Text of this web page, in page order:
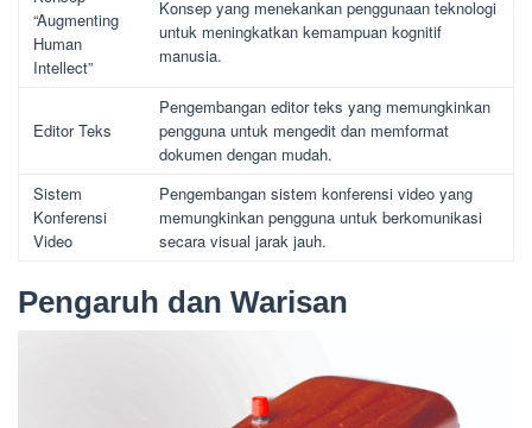
“Augmenting
Human
Intellect”
Konsep yang menekankan penggunaan teknologi
untuk meningkatkan kemampuan kognitif
manusia.
Editor Teks
Pengembangan editor teks yang memungkinkan
pengguna untuk mengedit dan memformat
dokumen dengan mudah.
Sistem
Konferensi
Video
Pengembangan sistem konferensi video yang
memungkinkan pengguna untuk berkomunikasi
secara visual jarak jauh.
Pengaruh dan Warisan